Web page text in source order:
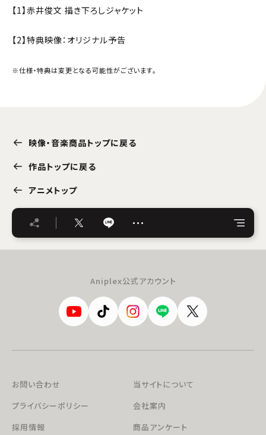
【1】赤井俊文 描き下ろしジャケット
【2】特典映像：オリジナル予告
※仕様・特典は変更となる可能性がございます。
映像・音楽商品トップに戻る
作品トップに戻る
アニメトップ
…
Aniplex公式アカウント
お問い合わせ
当サイトについて
プライバシーポリシー
会社案内
採用情報
商品アンケート